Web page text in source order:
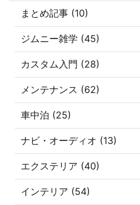
まとめ記事 (10)
ジムニー雑学 (45)
カスタム入門 (28)
メンテナンス (62)
車中泊 (25)
ナビ・オーディオ (13)
エクステリア (40)
インテリア (54)